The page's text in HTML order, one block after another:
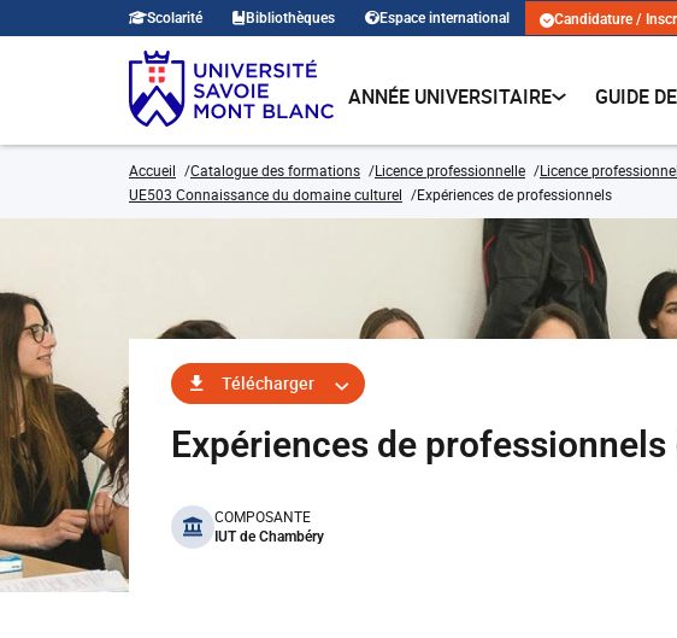
Scolarité Bibliothèques Espace international Candidature /
ANNÉE UNIVERSITAIRE GUIDE
Accueil Catalogue des formations Licence professionnelle Licence
UE503 Connaissance du domaine culturel
Expériences de professionnels
Télécharger
Expériences de professionnels
benefits
COMPOSANTE
IUT de Chambéry